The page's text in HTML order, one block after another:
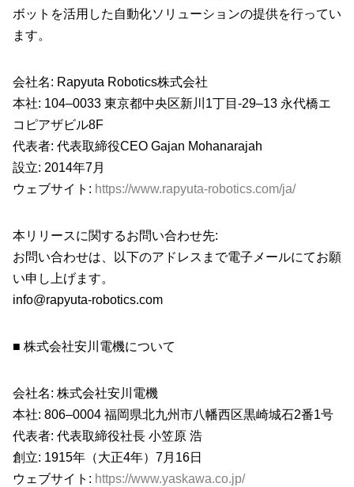
ボットを活用した自動化ソリューションの提供を行ってい
ます。
会社名: Rapyuta Robotics株式会社
本社: 104–0033 東京都中央区新川1丁目-29–13 永代橋エ
コピアザビル8F
代表者: 代表取締役CEO Gajan Mohanarajah
設立: 2014年7月
ウェブサイト: https://www.rapyuta-robotics.com/ja/
本リリースに関するお問い合わせ先:
お問い合わせは、以下のアドレスまで電子メールにてお願
い申し上げます。
info@rapyuta-robotics.com
■ 株式会社安川電機について
会社名: 株式会社安川電機
本社: 806–0004 福岡県北九州市八幡西区黒崎城石2番1号
代表者: 代表取締役社長 小笠原 浩
創立: 1915年（大正4年）7月16日
ウェブサイト: https://www.yaskawa.co.jp/